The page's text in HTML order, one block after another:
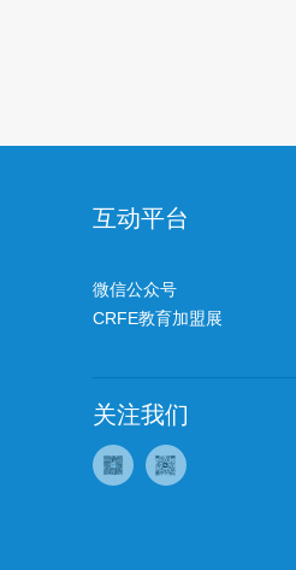
互动平台
微信公众号
CRFE教育加盟展
关注我们